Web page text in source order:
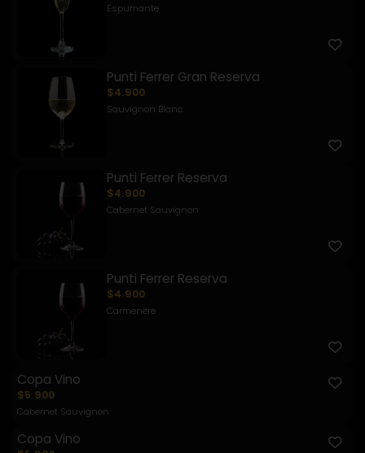
Espumante
Punti Ferrer Gran Reserva
$4.900
Sauvignon Blanc
Punti Ferrer Reserva
$4.900
Cabernet Sauvignon
Punti Ferrer Reserva
$4.900
Carmenere
Copa Vino
$5.900
Cabernet Sauvignon
Copa Vino